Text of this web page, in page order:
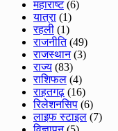
महाराष्ट(6)
यात्रा (1)
रहली (1)
राजनीति(49)
राजस्थान(3)
राज्य (83)
राशिफल (4)
राहतगढ़ (16)
रिलेशनसिप (6)
लाइफ स्टाइल (7)